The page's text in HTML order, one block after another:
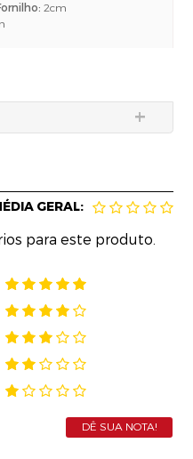
2cm
GERAL:
para este produto.
DÊ SUA NOTA!